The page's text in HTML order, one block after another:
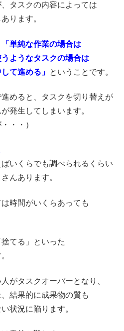
タスクの内容によっては
ります。
「 単純な作業の場合は
ようなタスクの場合は
て進める」 ということです。
めると、タスクを切り替えが
発生してしまいます。
・・）
いくらでも調べられるくらい
んあります。
時間がいくらあっても
てる」といった
がタスクオーバーとなり、
結果的に成果物の質も
状況に陥ります。